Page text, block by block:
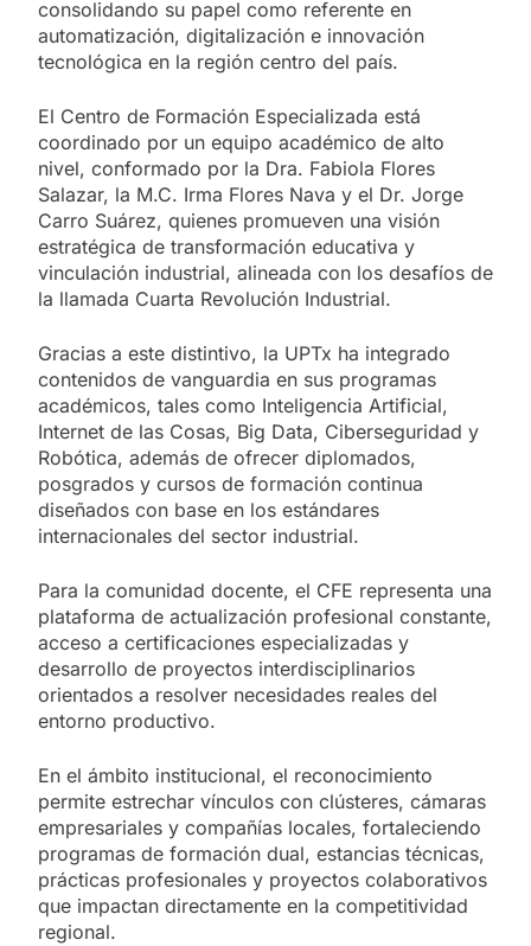
consolidando su papel como referente en
automatización, digitalización e innovación
tecnológica en la región centro del país.
El Centro de Formación Especializada está
coordinado por un equipo académico de alto
nivel, conformado por la Dra. Fabiola Flores
Salazar, la M.C. Irma Flores Nava y el Dr. Jorge
Carro Suárez, quienes promueven una visión
estratégica de transformación educativa y
vinculación industrial, alineada con los desafíos de
la llamada Cuarta Revolución Industrial.
Gracias a este distintivo, la UPTx ha integrado
contenidos de vanguardia en sus programas
académicos, tales como Inteligencia Artificial,
Internet de las Cosas, Big Data, Ciberseguridad y
Robótica, además de ofrecer diplomados,
posgrados y cursos de formación continua
diseñados con base en los estándares
internacionales del sector industrial.
Para la comunidad docente, el CFE representa una
plataforma de actualización profesional constante,
acceso a certificaciones especializadas y
desarrollo de proyectos interdisciplinarios
orientados a resolver necesidades reales del
entorno productivo.
En el ámbito institucional, el reconocimiento
permite estrechar vínculos con clústeres, cámaras
empresariales y compañías locales, fortaleciendo
programas de formación dual, estancias técnicas,
prácticas profesionales y proyectos colaborativos
que impactan directamente en la competitividad
regional.